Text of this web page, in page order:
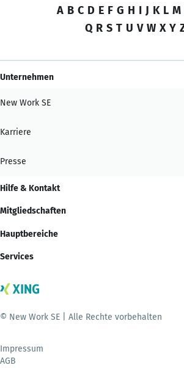
A B C D E F G H I J K L M
Q R S T U V W X Y
Unternehmen
New Work SE
Karriere
Presse
Hilfe & Kontakt
Mitgliedschaften
Hauptbereiche
Services
© New Work SE | Alle Rechte vorbehalten
Impressum
AGB